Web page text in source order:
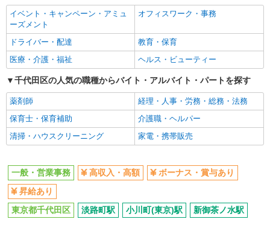
営業事務/一般事務
時給2000円 月収例：240000円 ★交通費規定に
基づき交通費支給
東京都千代田区（神田駅）
キープ 詳細を見る
昇給あり
同じ職種から求人を探す
オフィスワーク・事務
一般・営業事務
同じ特徴から求人を探す
ボーナス・賞与あり
イベント・キャンペーン・アミュ
ーズメント
オフィスワーク・事務
ドライバー・配達
教育・保育
医療・介護・福祉
ヘルス・ビューティー
千代田区の人気の職種からバイト・アルバイト・パートを探す
薬剤師
経理・人事・労務・総務・法務
保育士・保育補助
介護職・ヘルパー
清掃・ハウスクリーニング
家電・携帯販売
一般・営業事務 高収入・高額
ボーナス・賞与あり
昇給あり
東京都千代田区
淡路町駅 小川町(東京)駅 新御茶ノ水駅